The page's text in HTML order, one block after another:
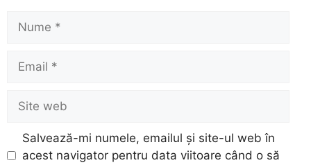
Nume
Email
Site
web
Salvează-mi numele, emailul și site-ul web în
acest navigator pentru data viitoare când o să